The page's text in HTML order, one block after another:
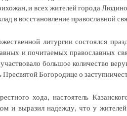
и всех жителей города
в восстановление православной
литургии состоялся
и почитаемых православных
большое количество
Пресвятой Богородице о
хода, настоятель
и выразил надежду, что у